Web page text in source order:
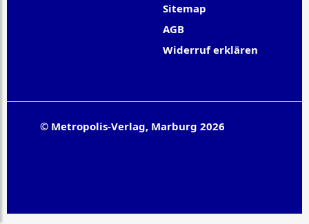
Sitemap
AGB
Widerruf erklären
© Metropolis-Verlag, Marburg 2026